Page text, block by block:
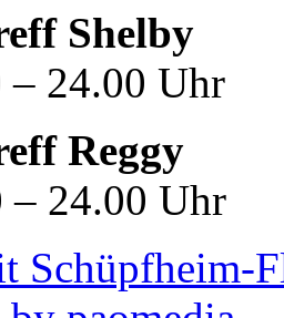
Shelby
– 24.00 Uhr
Reggy
– 24.00 Uhr
Schüpfheim-